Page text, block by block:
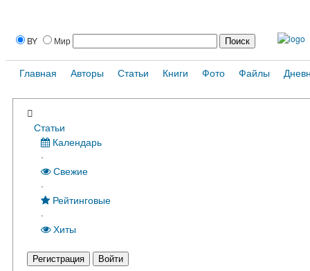
BY Мир
Главная Авторы Статьи Книги Фото Файлы
Статьи
Календарь
·
Свежие
·
Рейтинговые
·
Хиты
Регистрация Войти